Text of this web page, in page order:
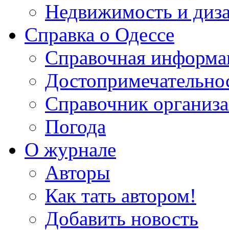
Недвижимость и
Справка о Одессе
Справочная
Справочник
Погода
О журнале
Авторы
Как тать автором!
Добавить новость